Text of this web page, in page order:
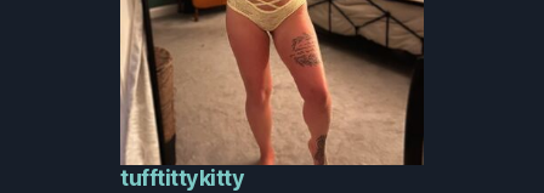
tufftittykitty